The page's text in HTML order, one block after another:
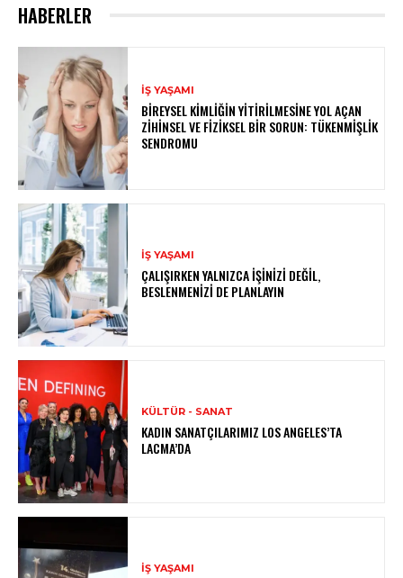
HABERLER
İŞ YAŞAMI
BIREYSEL KIMLIĞIN YITIRILMESINE YOL AÇAN
ZIHINSEL VE FIZIKSEL BIR SORUN: TÜKENMIŞLIK
SENDROMU
İŞ YAŞAMI
ÇALIŞIRKEN YALNIZCA İŞINIZI DEĞIL,
BESLENMENIZI DE PLANLAYIN
KÜLTÜR - SANAT
KADIN SANATÇILARIMIZ LOS ANGELES’TA
LACMA’DA
İŞ YAŞAMI